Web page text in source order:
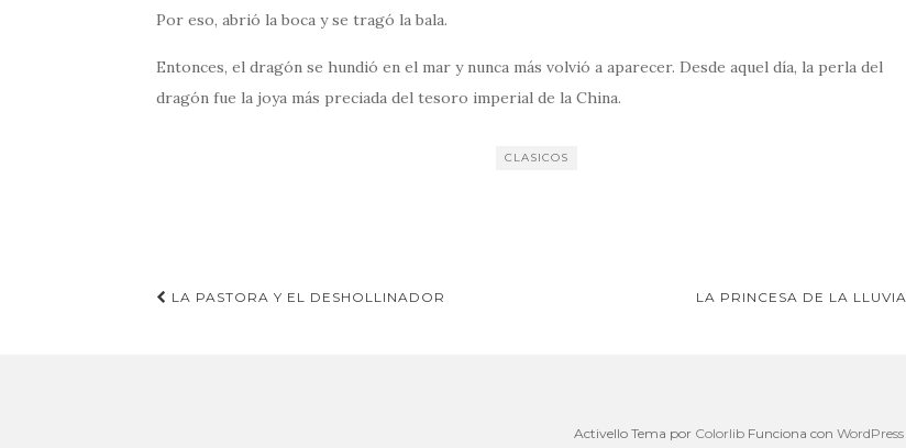
Por eso, abrió la boca y se tragó la bala.
Entonces, el dragón se hundió en el mar y nunca más volvió a aparecer. Desde aquel día, la perla del
dragón fue la joya más preciada del tesoro imperial de la China.
CLASICOS
Navegación
LA PASTORA Y EL DESHOLLINADOR LA PRINCESA DE LA LLUVIA
Activello Tema por Colorlib Funciona con WordPress